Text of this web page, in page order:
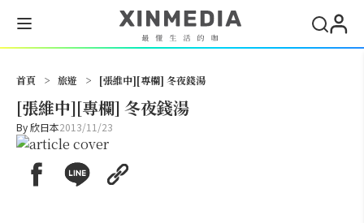
首頁 > 旅遊 > [張維中][專欄] 冬夜錢湯
[張維中][專欄] 冬夜錢湯
By欣日本2013/11/23